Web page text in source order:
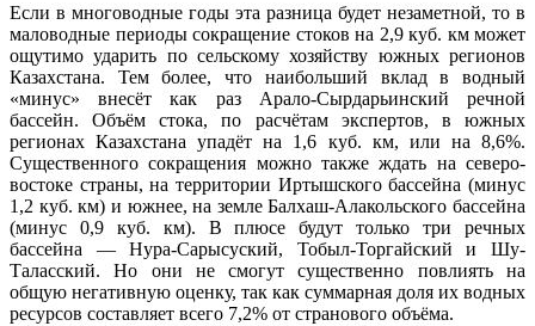
Если в многоводные годы эта разница будет незаметной, то в
маловодные периоды сокращение стоков на 2,9 куб. км может
ощутимо ударить по сельскому хозяйству южных регионов
Казахстана. Тем более, что наибольший вклад в водный
«минус» внесёт как раз Арало-Сырдарьинский речной
бассейн. Объём стока, по расчётам экспертов, в южных
регионах Казахстана упадёт на 1,6 куб. км, или на 8,6%.
Существенного сокращения можно также ждать на северо-
востоке страны, на территории Иртышского бассейна (минус
1,2 куб. км) и южнее, на земле Балхаш-Алакольского бассейна
(минус 0,9 куб. км). В плюсе будут только три речных
бассейна — Нура-Сарысуский, Тобыл-Торгайский и Шу-
Таласский. Но они не смогут существенно повлиять на
общую негативную оценку, так как суммарная доля их водных
ресурсов составляет всего 7,2% от странового объёма.